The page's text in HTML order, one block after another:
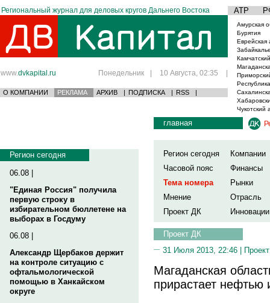
Региональный журнал для деловых кругов Дальнего Востока АТР
www.dvkapital.ru Понедельник | 10 Августа, 02:35 |
О КОМПАНИИ РЕКЛАМА АРХИВ | ПОДПИСКА | RSS |
Амурская
Бурятия
Еврейская
Чукотский
Регион сегодня
06.08 |
"Единая Россия" получила
первую строку в
избирательном бюллетене на
выборах в Госдуму
06.08 |
Александр Щербаков держит
на контроле ситуацию с
офтальмологической
помощью в Ханкайском
округе
главная
Регион сегодня
Компании
Часовой пояс
Финансы
Тема номера
Рынки
Мнение
Отрасль
Проект ДК
Инновации
Проект ДК
31 Июля 2013, 22:46 |
Магаданская
прирастает нефтью